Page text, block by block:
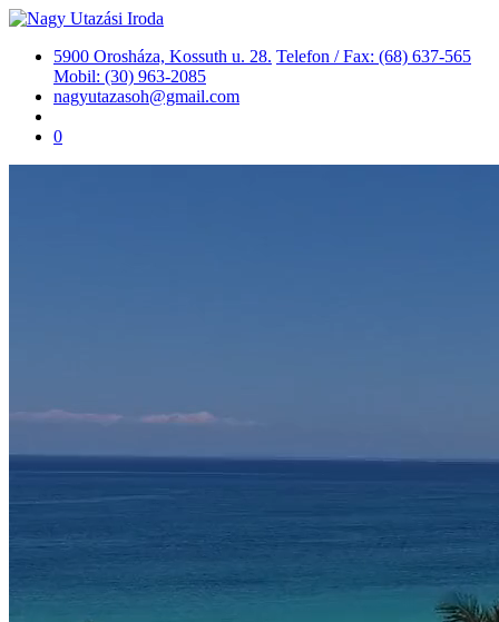
5900 Orosháza, Kossuth u. 28. Telefon / Fax: (68) 637-565
Mobil: (30) 963-2085
nagyutazasoh@gmail.com
0